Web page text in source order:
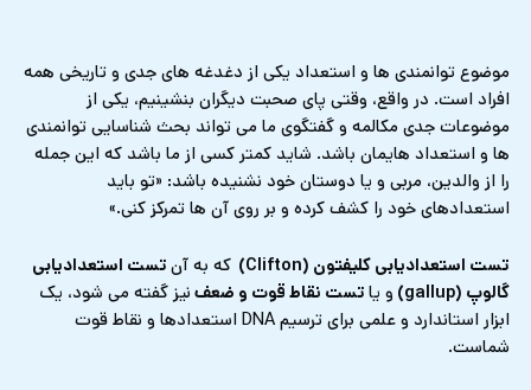
موضوع توانمندی ها و استعداد یکی از دغدغه های جدی و تاریخی همه
افراد است. در واقع، وقتی پای صحبت دیگران بنشینیم، یکی از
موضوعات جدی مکالمه و گفتگوی ما می تواند بحث شناسایی توانمندی
ها و استعداد هایمان باشد. شاید کمتر کسی از ما باشد که این جمله
را از والدین، مربی و یا دوستان خود نشنیده باشد: «تو باید
استعدادهای خود را کشف کرده و بر روی آن ها تمرکز کنی.»
تست استعدادیابی کلیفتون (Clifton) که به آنتست استعدادیابی
گالوپ (gallup)
و یاتست نقاط قوت و ضعفنیز گفته می شود، یک
ابزار استاندارد و علمی برای ترسیم DNA استعدادها و نقاط قوت
شماست.